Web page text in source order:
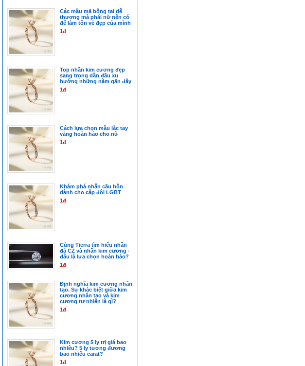
Các mẫu mã bông tai dễ
thương mà phái nữ nên có
để làm tôn vẻ đẹp của mình
1đ
Top nhẫn kim cương đẹp
sang trọng dẫn đầu xu
hướng những năm gần đây
1đ
Cách lựa chọn mẫu lắc tay
vàng hoàn hảo cho nữ
1đ
Khám phá nhẫn cầu hôn
dành cho cặp đôi LGBT
1đ
Cùng Tierra tìm hiểu nhẫn
đá CZ và nhẫn kim cương -
đâu là lựa chọn hoàn hảo?
1đ
Định nghĩa kim cương nhân
tạo. Sự khác biệt giữa kim
cương nhân tạo và kim
cương tự nhiên là gì?
1đ
Kim cương 5 ly trị giá bao
nhiêu? 5 ly tương đương
bao nhiêu carat?
1đ